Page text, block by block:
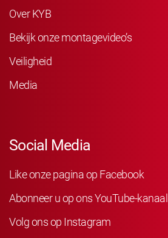
Over KYB
Bekijk onze montagevideo’s
Veiligheid
Media
Social Media
Like onze pagina op Facebook
Abonneer u op ons YouTube-kanaal
Volg ons op Instagram